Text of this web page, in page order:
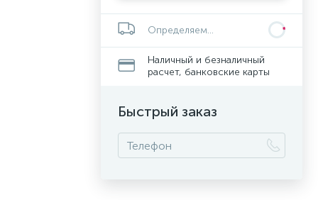
Определяем...
Наличный и безналичный
расчет, банковские карты
Быстрый заказ